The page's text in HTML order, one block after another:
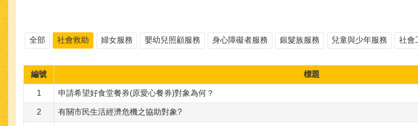
全部 社會救助 婦女服務 嬰幼兒照顧服務 身心障礙者服務 銀髮族服務 兒童與少年服務 社會
編號 標題
1 申請希望好食堂餐券(原愛心餐券)對象為何？
2 有關市民生活經濟危機之協助對象?